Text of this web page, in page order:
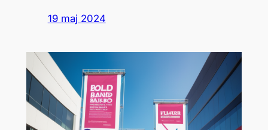
19 maj 2024